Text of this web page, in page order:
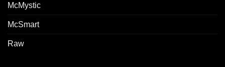
McMystic
McSmart
Raw